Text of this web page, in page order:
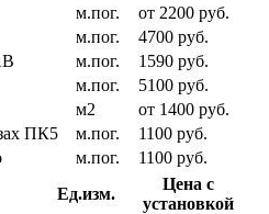
м.пог.
от 2200 руб.
м.пог.
4700 руб.
м.пог.
1590 руб.
м.пог.
5100 руб.
м2
от 1400 руб.
ПК5
м.пог.
1100 руб.
м.пог.
1100 руб.
Ед.изм.
Цена с
установкой